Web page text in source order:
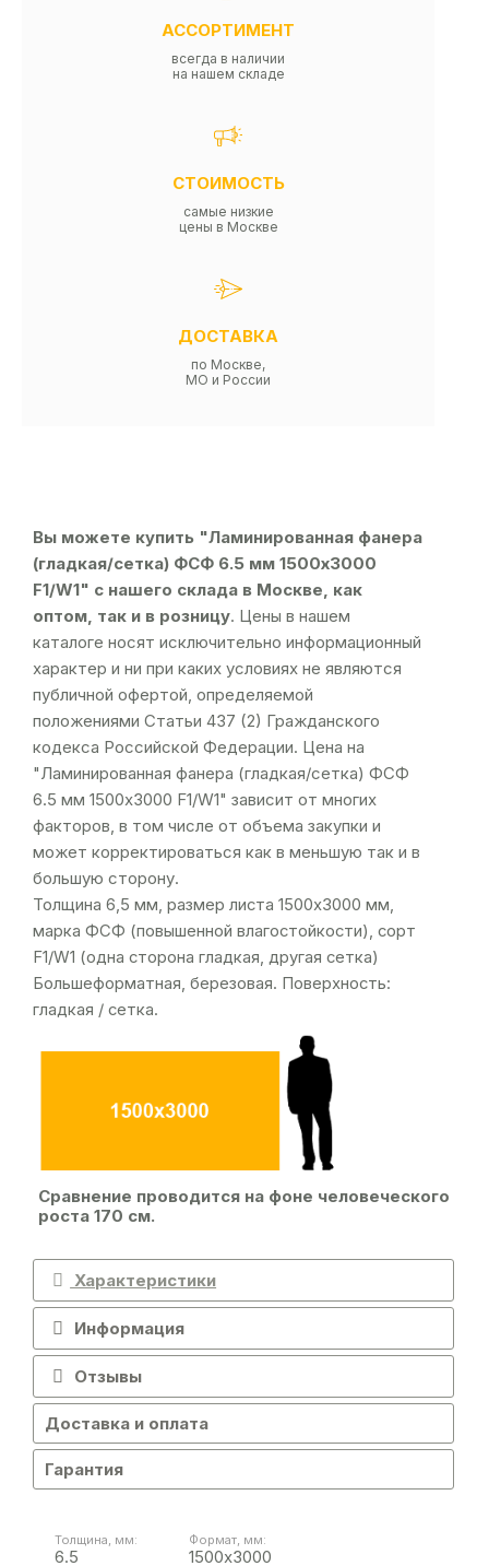
АССОРТИМЕНТ
всегда в наличии
на нашем складе
СТОИМОСТЬ
самые низкие
цены в Москве
ДОСТАВКА
по Москве,
МО и России
Вы можете купить "Ламинированная фанера
(гладкая/сетка) ФСФ 6.5 мм 1500х3000
F1/W1" с нашего склада в Москве, как
оптом, так и в розницу. Цены в нашем
каталоге носят исключительно информационный
характер и ни при каких условиях не являются
публичной офертой, определяемой
положениями Статьи 437 (2) Гражданского
кодекса Российской Федерации. Цена на
"Ламинированная фанера (гладкая/сетка) ФСФ
6.5 мм 1500х3000 F1/W1" зависит от многих
факторов, в том числе от объема закупки и
может корректироваться как в меньшую так и в
большую сторону.
Толщина 6,5 мм, размер листа 1500х3000 мм,
марка ФСФ (повышенной влагостойкости), сорт
F1/W1 (одна сторона гладкая, другая сетка)
Большеформатная, березовая. Поверхность:
гладкая / сетка.
Сравнение проводится на фоне человеческого
роста 170 см.
Характеристики
Информация
Отзывы
Доставка и оплата
Гарантия
Толщина, мм:
6.5
Формат, мм:
1500х3000